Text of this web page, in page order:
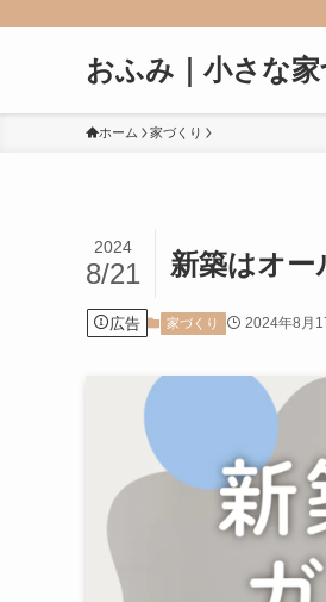
おふみ｜小さな家
ホーム 家づくり
新築はオー
2024
8/21
広告 家づくり 2024年8月